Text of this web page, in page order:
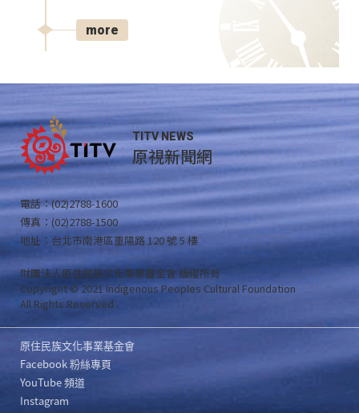
more
TITV NEWS
原視新聞網
電話：(02)2788-1600
傳真：(02)2788-1500
地址：台北市南港區重陽路 120 號 5 樓
財團法人原住民族文化事業基金會 版權所有
Copyright © 2021 Indigenous Peoples Cultural Foundation
All Rights Reserved .
原住民族文化事業基金會
Facebook 粉絲專頁
YouTube 頻道
Instagram